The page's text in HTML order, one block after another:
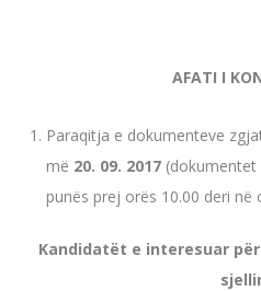
AFATI I
Paraqitja e dokumenteve
më 20. 09. 2017
punës prej orës 10.00 deri në
Kandidatët e interesuar